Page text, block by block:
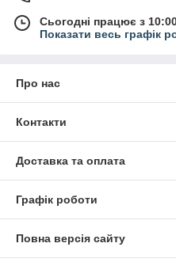
Сьогодні працює з
Показати весь графік
Про нас
Контакти
Доставка та оплата
Графік роботи
Повна версія сайту